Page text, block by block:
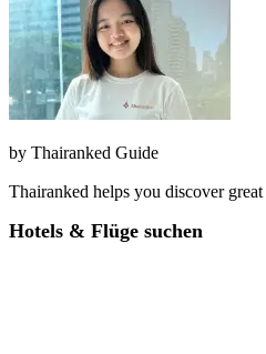
by Thairanked Guide
Thairanked helps you discover
Hotels & Flüge suchen